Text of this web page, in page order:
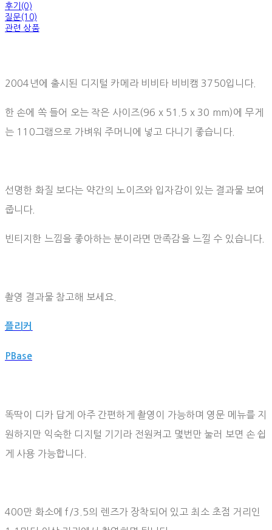
후기(0)
질문(10)
관련 상품
2004년에 출시된 디지털 카메라 비비타 비비캠 3750입니다.
한 손에 쏙 들어 오는 작은 사이즈(96 x 51.5 x 30 mm)에 무게
는 110그램으로 가벼워 주머니에 넣고 다니기 좋습니다.
선명한 화질 보다는 약간의 노이즈와 입자감이 있는 결과물 보여
줍니다.
빈티지한 느낌을 좋아하는 분이라면 만족감을 느낄 수 있습니다.
촬영 결과물 참고해 보세요.
플리커
PBase
똑딱이 디카 답게 아주 간편하게 촬영이 가능하며 영문 메뉴를 지
원하지만 익숙한 디지털 기기라 전원켜고 몇번만 눌러 보면 손 쉽
게 사용 가능합니다.
400만 화소에 f/3.5의 렌즈가 장착되어 있고 최소 초점 거리인